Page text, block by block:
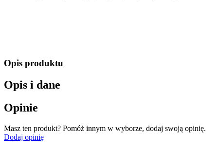
Opis produktu
Opis i dane
Opinie
Masz ten produkt? Pomóż innym w wyborze, dodaj swoją opinię.
Dodaj opinię